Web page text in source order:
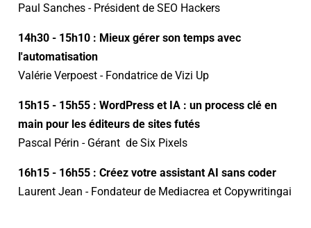
Paul Sanches - Président de SEO Hackers
14h30 - 15h10 : Mieux gérer son temps avec
l'automatisation
Valérie Verpoest - Fondatrice de Vizi Up
15h15 - 15h55 : WordPress et IA : un process clé en
main pour les éditeurs de sites futés
Pascal Périn - Gérant de Six Pixels
16h15 - 16h55 : Créez votre assistant AI sans coder
Laurent Jean - Fondateur de Mediacrea et Copywritingai